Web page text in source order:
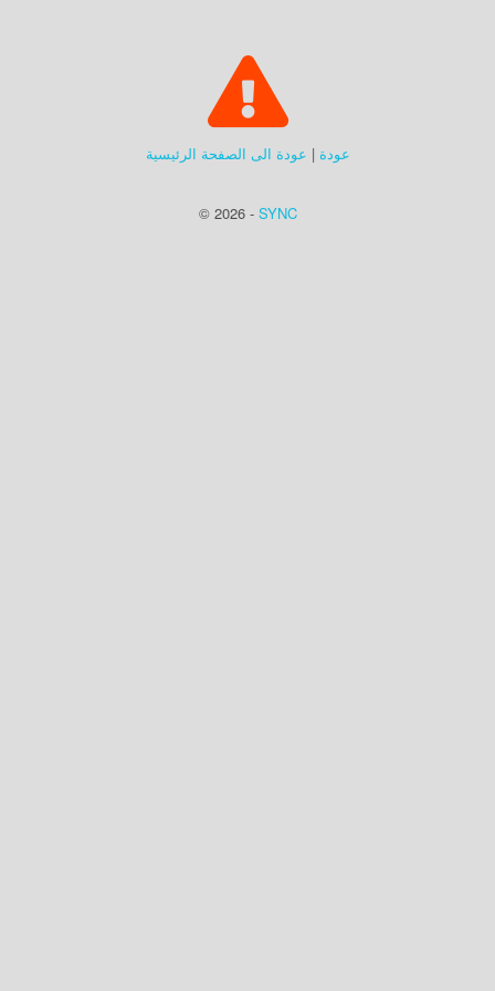
عودة | عودة الى الصفحة الرئيسية
© 2026 - SYNC